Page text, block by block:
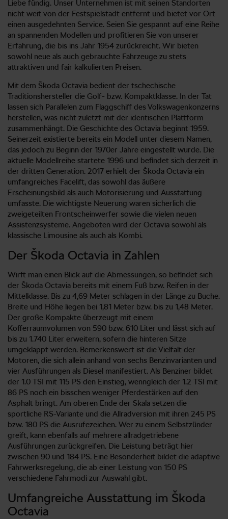
Liebe fündig. Unser Unternehmen ist mit seinen Standorten
nicht weit von der Festspielstadt entfernt und bietet vor Ort
einen ausgedehnten Service. Seien Sie gespannt auf eine Reihe
an spannenden Modellen und profitieren Sie von unserer
Erfahrung, die bis ins Jahr 1954 zurückreicht. Wir bieten
sowohl neue als auch gebrauchte Fahrzeuge zu stets
attraktiven und fair kalkulierten Preisen.
Mit dem Škoda Octavia bedient der tschechische
Traditionshersteller die Golf- bzw. Kompaktklasse. In der Tat
lassen sich Parallelen zum Flaggschiff des Volkswagenkonzerns
herstellen, was nicht zuletzt mit der identischen Plattform
zusammenhängt. Die Geschichte des Octavia beginnt 1959.
Seinerzeit existierte bereits ein Modell unter diesem Namen,
das jedoch zu Beginn der 1970er Jahre eingestellt wurde. Die
aktuelle Modellreihe startete 1996 und befindet sich derzeit in
der dritten Generation. 2017 erhielt der Škoda Octavia ein
umfangreiches Facelift, das sowohl das äußere
Erscheinungsbild als auch Motorisierung und Ausstattung
umfasste. Die wichtigste Neuerung waren sicherlich die
zweigeteilten Frontscheinwerfer sowie die vielen neuen
Assistenzsysteme. Angeboten wird der Octavia sowohl als
klassische Limousine als auch als Kombi.
Der Škoda Octavia in Zahlen
Wirft man einen Blick auf die Abmessungen, so befindet sich
der Škoda Octavia bereits mit einem Fuß bzw. Reifen in der
Mittelklasse. Bis zu 4,69 Meter schlagen in der Länge zu Buche.
Breite und Höhe liegen bei 1,81 Meter bzw. bis zu 1,48 Meter.
Der große Kompakte überzeugt mit einem
Kofferraumvolumen von 590 bzw. 610 Liter und lässt sich auf
bis zu 1.740 Liter erweitern, sofern die hinteren Sitze
umgeklappt werden. Bemerkenswert ist die Vielfalt der
Motoren, die sich allein anhand von sechs Benzinvarianten und
vier Ausführungen als Diesel manifestiert. Als Benziner bildet
der 1.0 TSI mit 115 PS den Einstieg, wenngleich der 1.2 TSI mit
86 PS noch ein bisschen weniger Pferdestärken auf den
Asphalt bringt. Am oberen Ende der Skala setzen die
sportliche RS-Variante und die Allradversion mit ihren 245 PS
bzw. 180 PS die Ausrufezeichen. Wer zu einem Selbstzünder
greift, kann ebenfalls auf mehrere allradgetriebene
Ausführungen zurückgreifen. Die Leistung beträgt hier
zwischen 90 und 184 PS. Eine Besonderheit bildet die adaptive
Fahrwerksregelung, die ab einer Leistung von 150 PS
verschiedene Fahrmodi zur Auswahl gibt.
Umfangreiche Ausstattung im Škoda
Octavia